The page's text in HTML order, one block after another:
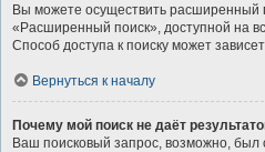
Вы можете осуществить расширенный
«Расширенный поиск», доступной на
Способ доступа к поиску может
Вернуться к началу
Почему мой поиск не даёт
Ваш поисковый запрос, возможно,